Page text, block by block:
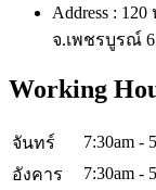
Address :
จ.เพชรบูรณ์
Working
จันทร์
7:30am -
อังคาร
7:30am -